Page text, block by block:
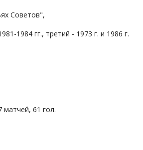
Советов",
1984 гг., третий - 1973 г. и 1986 г.
матчей, 61 гол.